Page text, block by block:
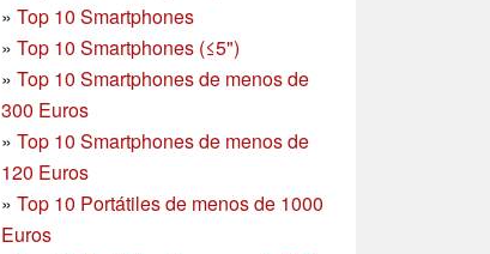
» Top 10 Smartphones
» Top 10 Smartphones (≤5")
» Top 10 Smartphones de menos de
300 Euros
» Top 10 Smartphonesde menos de
120 Euros
» Top 10 Portátiles de menos de 1000
Euros